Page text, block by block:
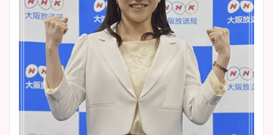
とめ！美脚や水着姿に年齢も
調査！
宇賀神メグアナのニット画像
まとめ！足も美脚でカップも
凄い！